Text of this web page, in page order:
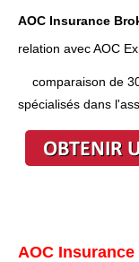
AOC Insurance
relation avec AOC
comparaison de
spécialisés dans
AOC